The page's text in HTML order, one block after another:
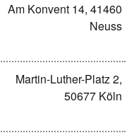
Am Konvent 14, 41460
Neuss
Martin-Luther-Platz 2,
50677 Köln